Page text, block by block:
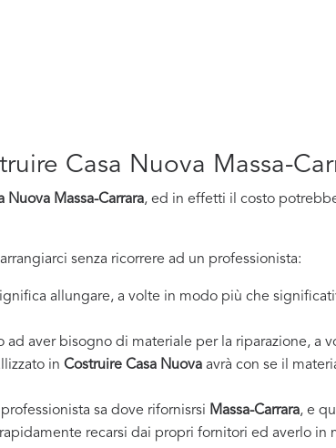
Casa Nuova Massa-
Nuova Massa-Carrara, ed in effetti il costo
senza ricorrere ad un professionista:
allungare, a volte in modo più che
aver bisogno di materiale per la riparazione, a
in Costruire Casa Nuova avrà con se il
sa dove rifornisrsi Massa-Carrara, e
recarsi dai propri fornitori ed averlo in